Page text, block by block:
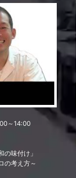
～14:00
の味付け」
の考え方～